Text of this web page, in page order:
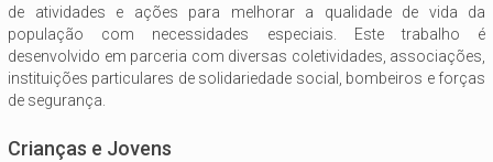
de atividades e ações para melhorar a qualidade de vida da
população com necessidades especiais. Este trabalho é
desenvolvido em parceria com diversas coletividades, associações,
instituições particulares de solidariedade social, bombeiros e forças
de segurança.
Crianças e Jovens